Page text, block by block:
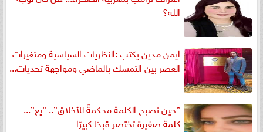
الله؟
ايمن مدين يكتب :النظريات السياسية ومتغيرات
العصر بين التمسك بالماضي ومواجهة تحديات...
”حين تصبح الكلمة محكمةً للأخلاق”.. ”يع”...
كلمة صغيرة تختصر قبحًا كبيرًا